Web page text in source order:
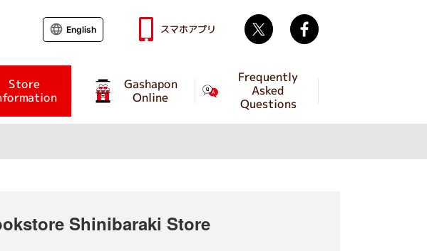
Store Gashapon
Online
Frequently
Asked
Questions
English スマホアプリ Twitter
Shinibaraki Store